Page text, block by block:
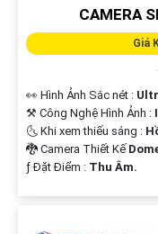
CAMERA
Giá
👀 Hình Ảnh Sắc nét :
⚒ Công Nghệ Hình Ảnh :
🌜 Khi xem thiếu sáng :
🐉️ Camera Thiết Kế
️ƒ Đặt Điểm : Thu Âm.